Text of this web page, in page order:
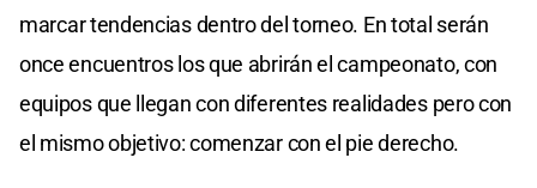
marcar tendencias dentro del torneo. En total serán
once encuentros los que abrirán el campeonato, con
equipos que llegan con diferentes realidades pero con
el mismo objetivo: comenzar con el pie derecho.